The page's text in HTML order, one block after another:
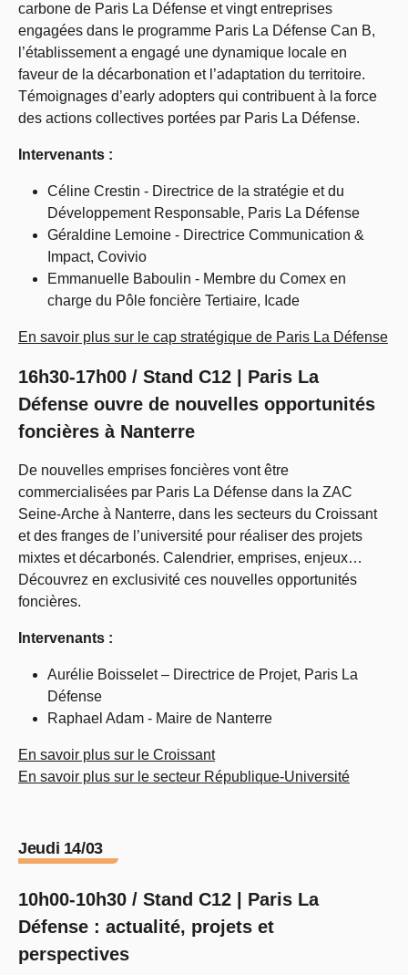
carbone de Paris La Défense et vingt entreprises
engagées dans le programme Paris La Défense Can B,
l’établissement a engagé une dynamique locale en
faveur de la décarbonation et l’adaptation du territoire.
Témoignages d’early adopters qui contribuent à la force
des actions collectives portées par Paris La Défense.
Intervenants :
Céline Crestin - Directrice de la stratégie et du
Développement Responsable, Paris La Défense
Géraldine Lemoine - Directrice Communication &
Impact, Covivio
Emmanuelle Baboulin - Membre du Comex en
charge du Pôle foncière Tertiaire, Icade
En savoir plus sur le cap stratégique de Paris La Défense
16h30-17h00 / Stand C12 | Paris La
Défense ouvre de nouvelles opportunités
foncières à Nanterre
De nouvelles emprises foncières vont être
commercialisées par Paris La Défense dans la ZAC
Seine-Arche à Nanterre, dans les secteurs du Croissant
et des franges de l’université pour réaliser des projets
mixtes et décarbonés. Calendrier, emprises, enjeux…
Découvrez en exclusivité ces nouvelles opportunités
foncières.
Intervenants :
Aurélie Boisselet – Directrice de Projet, Paris La
Défense
Raphael Adam - Maire de Nanterre
En savoir plus sur le Croissant
En savoir plus sur le secteur République-Université
Jeudi 14/03
10h00-10h30 / Stand C12 | Paris La
Défense : actualité, projets et
perspectives